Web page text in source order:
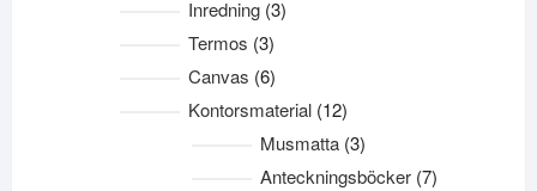
Inredning 33
Termos 33
produkter
Canvas 66
produkter
Kontorsmaterial 1212
produkter
Musmatta 33
produkter
Anteckningsböcker 77